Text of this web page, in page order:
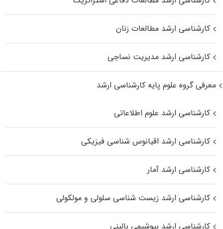
کارشناسی ارشد مطالعات زنان
کارشناسی ارشد مدیریت نساجی
معرفی گروه علوم پایه کارشناسی ارشد
کارشناسی ارشد علوم اطلاعاتی
کارشناسی ارشد اقیانوس‌ شناسی فیزیکی
کارشناسی ارشد آمار
کارشناسی ارشد زیست شناسی سلولی و مولکولی
کارشناسی ارشد بیوشیمی بالینی